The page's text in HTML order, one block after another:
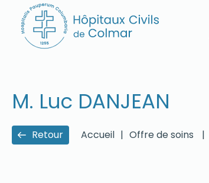
M. Luc DANJEAN
Retour Accueil | Offre de soins |